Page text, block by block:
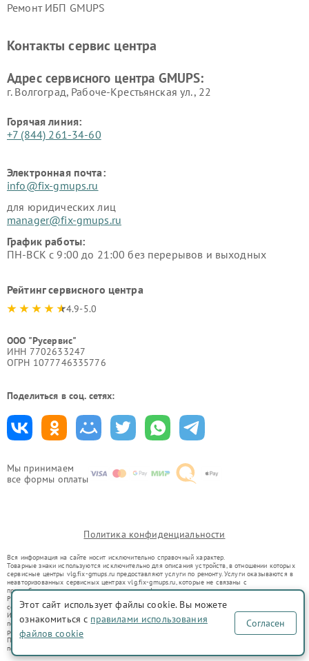
Мы принимаем
все формы оплаты
Ремонт ИБП GMUPS
Контакты сервис центра
Адрес сервисного центра GMUPS:
г. Волгоград, Рабоче-Крестьянская ул., 22
Горячая линия:
+7 (844) 261-34-60
Электронная почта:
info@fix-gmups.ru
для юридических лиц
manager@fix-gmups.ru
График работы:
ПН-ВСК с 9:00 до 21:00 без перерывов и выходных
Рейтинг сервисного центра
4.9-5.0
ООО "Русервис"
ИНН 7702633247
ОГРН 1077746335776
Поделиться в соц. сетях:
Политика конфиденциальности
Вся информация на сайте носит исключительно справочный характер.
Товарные знаки используются исключительно для описания устройств, в отношении которых
сервисные центры vlg.fix-gmups.ru предоставляют услуги по ремонту. Услуги оказываются в
неавторизованных сервисных центрах vlg.fix-gmups.ru, которые не связаны с
правообладателями товарных знаков или их официальными представителями.
Ремонт осуществляется для устройств, уже введенных в гражданский оборот в соответствии
со статьей 1487 ГК РФ.
Использование товарных знаков не преследует цели индивидуализации услуг или введения
потребителей в заблуждение, а служит для информирования о предоставляемых услугах по
ремонту техники указанных брендов.
Представленная на сайте информация не является публичной офертой, определяемой
положениями Статьи 437(2) Гражданского кодекса РФ
Этот сайт использует файлы cookie. Вы можете
ознакомиться с правилами использования
файлов cookie
Согласен